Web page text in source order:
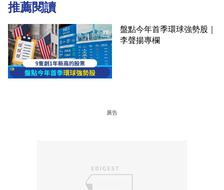
推薦閱讀
盤點今年首季環球強勢股｜
李聲揚專欄
廣告